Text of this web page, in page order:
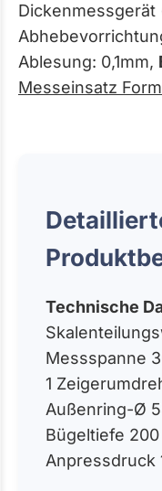
Dickenmessgerät
Ablesung: 0,1mm,
Messeinsatz
Technische
Messspanne
1
Außenring-Ø
Bügeltiefe 200
Anpressdruck